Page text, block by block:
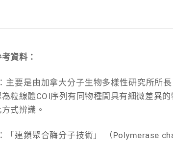
資料：
主要是由加拿大分子生物多樣性研究所所
粒線體COI序列有同物種間具有細微差異
式辨識。
「連鎖聚合酶分子技術」 （Polymerase